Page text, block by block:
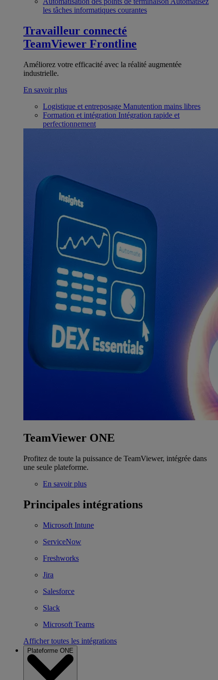
les tâches informatiques courantes
Travailleur connecté
TeamViewer Frontline
Améliorez votre efficacité avec la réalité augmentée
industrielle.
En savoir plus
Logistique et entreposage Manutention mains libres
Formation et intégration Intégration rapide et
perfectionnement
TeamViewer ONE
Profitez de toute la puissance de TeamViewer, intégrée dans
une seule plateforme.
En savoir plus
Principales intégrations
Microsoft Intune
ServiceNow
Freshworks
Jira
Salesforce
Slack
Microsoft Teams
Afficher toutes les intégrations
Plateforme ONE